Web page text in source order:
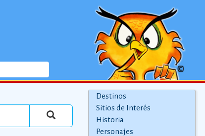
Destinos
Sitios de Interés
Historia
Personajes